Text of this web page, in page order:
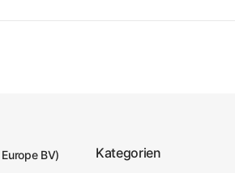
BV) Kategorien